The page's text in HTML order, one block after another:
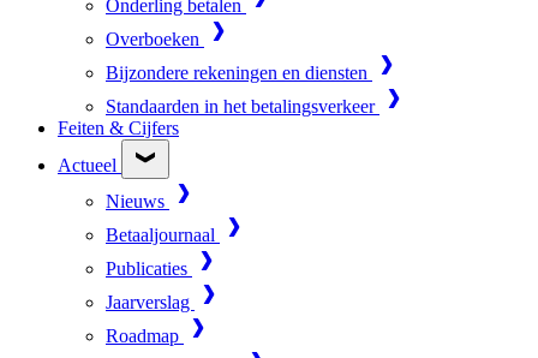
Onderling betalen
Overboeken
Bijzondere rekeningen en diensten
Standaarden in het betalingsverkeer
Feiten & Cijfers
Actueel
Nieuws
Betaaljournaal
Publicaties
Jaarverslag
Roadmap